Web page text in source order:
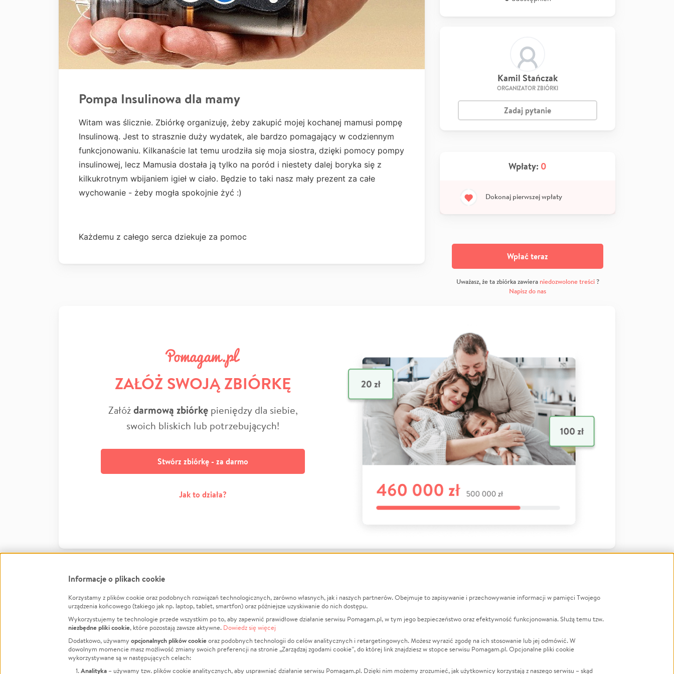
Pompa Insulinowa dla mamy
Witam was ślicznie. Zbiórkę organizuję, żeby zakupić mojej kochanej mamusi pompę
Insulinową. Jest to strasznie duży wydatek, ale bardzo pomagający w codziennym
funkcjonowaniu. Kilkanaście lat temu urodziła się moja siostra, dzięki pomocy pompy
insulinowej, lecz Mamusia dostała ją tylko na poród i niestety dalej boryka się z
kilkukrotnym wbijaniem igieł w ciało. Będzie to taki nasz mały prezent za całe
wychowanie - żeby mogła spokojnie żyć :)
Każdemu z całego serca dziekuje za pomoc
Kamil Stańczak
ORGANIZATOR ZBIÓRKI
Zadaj pytanie
Wpłaty: 0
Dokonaj pierwszej wpłaty
Wpłać teraz
Uważasz, że ta zbiórka zawiera niedozwolone treści?
Napisz do nas
ZAŁÓŻ SWOJĄ ZBIÓRKĘ
Załóżdarmową zbiórkępieniędzy dla siebie,
swoich bliskich lub potrzebujących!
Stwórz zbiórkę - za darmo
Jak to działa?
FacebookTwitter Instagram
LinkedInTikTok Youtube
Informacje
Jak to działa?
Regulamin
Polityka Prywatności
O nas
Opinie
Raporty
Za darmo
Zbieraj na
Leczenie
Zwierzęta
Pożar
LGBTQ+
Powódź
Wichura
Informacje o plikach cookie
Korzystamy z plików cookie oraz podobnych rozwiązań technologicznych, zarówno własnych, jak i naszych partnerów. Obejmuje to zapisywanie i przechowywanie informacji w pamięci Twojego
urządzenia końcowego (takiego jak np. laptop, tablet, smartfon) oraz późniejsze uzyskiwanie do nich dostępu.
Wykorzystujemy te technologie przede wszystkim po to, aby zapewnić prawidłowe działanie serwisu Pomagam.pl, w tym jego bezpieczeństwo oraz efektywność funkcjonowania. Służą temu tzw.
niezbędne pliki cookie, które pozostają zawsze aktywne. Dowiedz się więcej
Dodatkowo, używamy opcjonalnych plików cookieoraz podobnych technologii do celów analitycznych i retargetingowych. Możesz wyrazić zgodę na ich stosowanie lub jej odmówić. W
dowolnym momencie masz możliwość zmiany swoich preferencji na stronie „Zarządzaj zgodami cookie”, do której link znajdziesz w stopce serwisu Pomagam.pl. Opcjonalne pliki cookie
wykorzystywane są w następujących celach:
Analityka – używamy tzw. plików cookie analitycznych, aby usprawniać działanie serwisu Pomagam.pl. Dzięki nim możemy zrozumieć, jak użytkownicy korzystają z naszego serwisu – skąd